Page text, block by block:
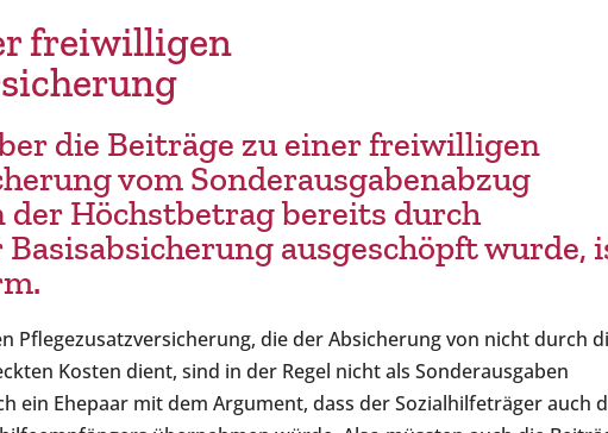
freiwilligen
die Beiträge zu einer freiwilligen
vom Sonderausgabenabzug
der Höchstbetrag bereits durch
ausgeschöpft wurde,
Pflegezusatzversicherung, die der Absicherung von nicht durch
Kosten dient, sind in der Regel nicht als Sonderausgaben
ein Ehepaar mit dem Argument, dass der Sozialhilfeträger auch